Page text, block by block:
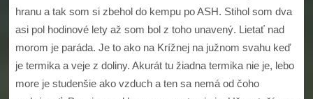
hranu a tak som si zbehol do kempu po ASH. Stihol som dva
asi pol hodinové lety až som bol z toho unavený. Lietať nad
morom je paráda. Je to ako na Krížnej na južnom svahu keď
je termika a veje z doliny. Akurát tu žiadna termika nie je, lebo
more je studenšie ako vzduch a ten sa nemá od čoho